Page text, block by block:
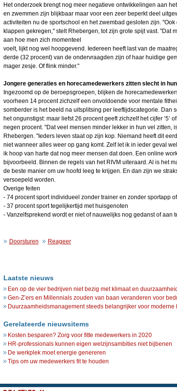
Het onderzoek brengt nog meer negatieve ontwikkelingen aan
en zwemmen zijn blijkbaar maar voor een zeer beperkt deel
activiteiten nu de sportschool en het zwembad gesloten zijn.
klappen gekregen," stelt Rhebergen, tot zijn grote spijt vast. "Dat
aan hoe men zich momenteel
voelt, lijkt nog wel hoopgevend. Iedereen heeft last van de
derde (32 procent) van de ondervraagden zijn of haar huidige
mager zesje. Of flink minder."
Jongere generaties en horecamedewerkers zitten slecht in hun
Ingezoomd op de beroepsgroepen, blijken de
voorheen 14 procent zichzelf een onvoldoende voor mentale
somberder is het beeld na uitsplitsing per leeftijdscategorie. Dan
het ongunstigst: maar liefst 26 procent geeft zichzelf het cijfer ‘5’
negen procent. "Dat veel mensen minder lekker in hun vel zitten,
Rhebergen. "Ieders leven staat op zijn kop. Niemand heeft dit
niet wanneer alles weer op gang komt. Zelf let ik in ieder geval
ik hoop van harte dat nog meer mensen dat doen. Een online
bijvoorbeeld. Binnen de regels van het RIVM uiteraard. Al is het
de beste manier om uw hoofd leeg te krijgen. En dan zijn we
versoepeld worden.
Overige feiten
- 74 procent sport individueel zonder trainer en zonder sportapp
- 37 procent sport tegelijkertijd met huisgenoten
- Vanzelfsprekend wordt er niet of nauwelijks nog gedanst of aan
Doorsturen Reageer
Laatste nieuws
Een op de vier bedrijven niet bezig met klimaat en duurzaamheid
Gen-Z’ers en Millennials zouden van baan veranderen voor
Duurzaamheidsmanagement steeds belangrijker voor moderne
Gerelateerde nieuwsitems
Kosten besparen? Zorg voor fitte medewerkers in 2020
HR-professionals kunnen eigen welzijnsambities niet bijbenen
De werkplek moet energie genereren
Tips om uw medewerkers fit te houden